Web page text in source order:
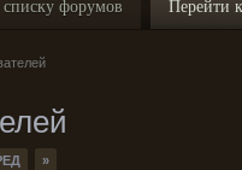
форумов Перейти
»